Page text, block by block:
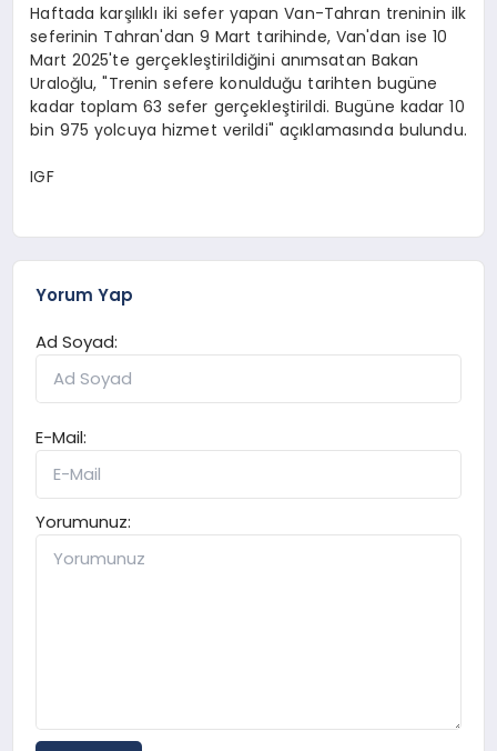
Haftada karşılıklı iki sefer yapan Van-Tahran treninin ilk
seferinin Tahran'dan 9 Mart tarihinde, Van'dan ise 10
Mart 2025'te gerçekleştirildiğini anımsatan Bakan
Uraloğlu, "Trenin sefere konulduğu tarihten bugüne
kadar toplam 63 sefer gerçekleştirildi. Bugüne kadar 10
bin 975 yolcuya hizmet verildi" açıklamasında bulundu.
IGF
Yorum Yap
Ad Soyad:
E-Mail:
Yorumunuz: